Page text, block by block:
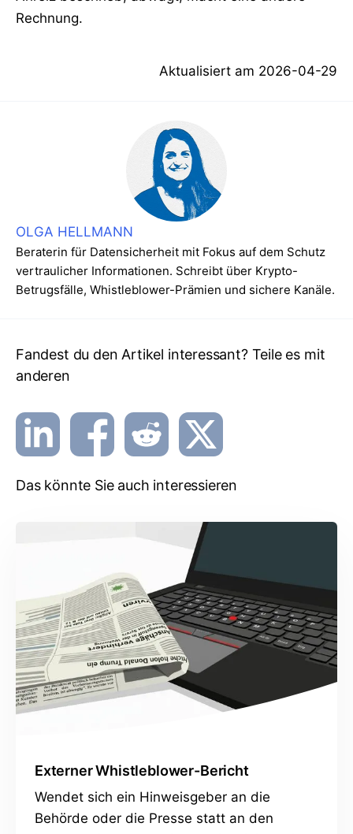
Rechnung.
Aktualisiert am 2026-04-29
OLGA HELLMANN
Beraterin für Datensicherheit mit Fokus auf dem Schutz
vertraulicher Informationen. Schreibt über Krypto-
Betrugsfälle, Whistleblower-Prämien und sichere Kanäle.
Fandest du den Artikel interessant? Teile es mit
anderen
Das könnte Sie auch interessieren
Externer Whistleblower-Bericht
Wendet sich ein Hinweisgeber an die
Behörde oder die Presse statt an den